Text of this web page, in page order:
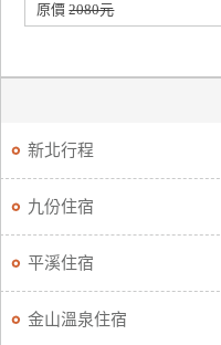
原價2080元
新北行程
九份住宿
平溪住宿
金山溫泉住宿